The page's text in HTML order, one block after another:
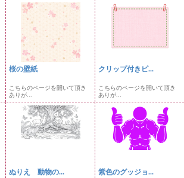
桜の壁紙
こちらのページを開いて頂き
ありが...
クリップ付きピ...
こちらのページを開いて頂き
ありが...
ぬりえ 動物の... 紫色のグッジョ...